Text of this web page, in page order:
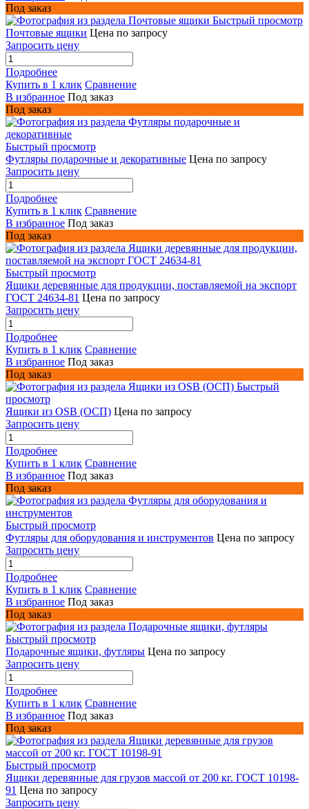
Под заказ
Быстрый просмотр
Почтовые ящики Цена по запросу
Запросить цену
Подробнее
Купить в 1 клик Сравнение
В избранное Под заказ
Под заказ
Быстрый просмотр
Футляры подарочные и декоративные Цена по запросу
Запросить цену
Подробнее
Купить в 1 клик Сравнение
В избранное Под заказ
Под заказ
Быстрый просмотр
Ящики деревянные для продукции, поставляемой на экспорт
ГОСТ 24634-81 Цена по запросу
Запросить цену
Подробнее
Купить в 1 клик Сравнение
В избранное Под заказ
Под заказ
Быстрый
просмотр
Ящики из OSB (ОСП) Цена по запросу
Запросить цену
Подробнее
Купить в 1 клик Сравнение
В избранное Под заказ
Под заказ
Быстрый просмотр
Футляры для оборудования и инструментов Цена по запросу
Запросить цену
Подробнее
Купить в 1 клик Сравнение
В избранное Под заказ
Под заказ
Быстрый просмотр
Подарочные ящики, футляры Цена по запросу
Запросить цену
Подробнее
Купить в 1 клик Сравнение
В избранное Под заказ
Под заказ
Быстрый просмотр
Ящики деревянные для грузов массой от 200 кг. ГОСТ 10198-
91 Цена по запросу
Запросить цену